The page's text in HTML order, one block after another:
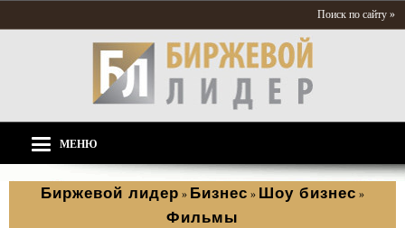
Поиск по сайту »
МЕНЮ
Биржевой лидер » Бизнес » Шоу бизнес »
Фильмы